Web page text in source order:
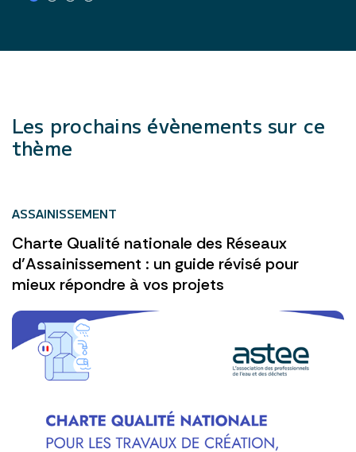
Les prochains évènements sur ce
thème
ASSAINISSEMENT
Charte Qualité nationale des Réseaux
d’Assainissement : un guide révisé pour
mieux répondre à vos projets